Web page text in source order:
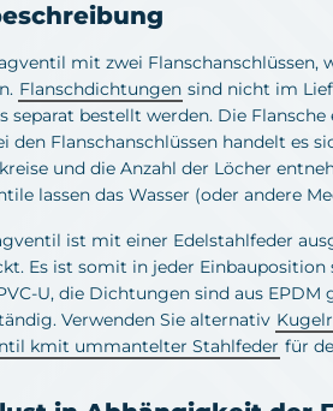
mit zwei Flanschanschlüssen,
Flanschdichtungen sind nicht im
separat bestellt werden. Die
den Flanschanschlüssen handelt es
und die Anzahl der Löcher
lassen das Wasser (oder andere
ist mit einer Edelstahlfeder
Es ist somit in jeder Einbauposition
U, die Dichtungen sind aus
Verwenden Sie alternativ
kmit ummantelter Stahlfeder für